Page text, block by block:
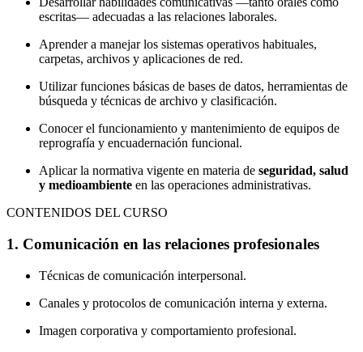
escritas— adecuadas a las relaciones laborales.
Aprender a manejar los sistemas operativos habituales,
carpetas, archivos y aplicaciones de red.
Utilizar funciones básicas de bases de datos, herramientas de
búsqueda y técnicas de archivo y clasificación.
Conocer el funcionamiento y mantenimiento de equipos de
reprografía y encuadernación funcional.
Aplicar la normativa vigente en materia de seguridad, salud
y medioambiente en las operaciones administrativas.
CONTENIDOS DEL CURSO
1. Comunicación en las relaciones profesionales
Técnicas de comunicación interpersonal.
Canales y protocolos de comunicación interna y externa.
Imagen corporativa y comportamiento profesional.